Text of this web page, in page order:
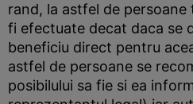
rand, la astfel de
fi efectuate decat daca se
beneficiu direct pentru
astfel de persoane se
posibilului sa fie si ea